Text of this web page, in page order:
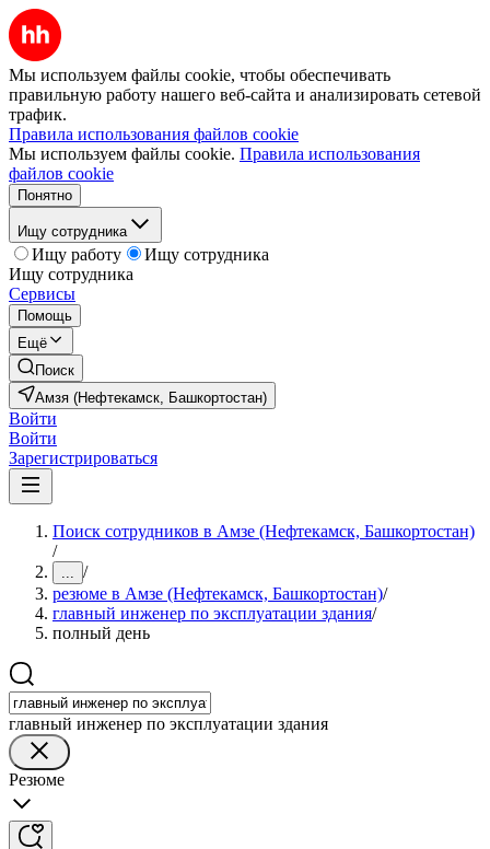
Мы используем файлы cookie, чтобы обеспечивать
правильную работу нашего веб-сайта и анализировать сетевой
трафик.
Правила использования файлов cookie
Мы используем файлы cookie. Правила использования
файлов cookie
Понятно
Ищу сотрудника
Ищу работу
Ищу сотрудника
Ищу сотрудника
Сервисы
Помощь
Ещё
Поиск
Амзя (Нефтекамск, Башкортостан)
Войти
Войти
Зарегистрироваться
Поиск сотрудников в Амзе (Нефтекамск, Башкортостан)
/
... /
резюме в Амзе (Нефтекамск, Башкортостан)/
главный инженер по эксплуатации здания/
полный день
главный инженер по эксплуатации здания
Резюме